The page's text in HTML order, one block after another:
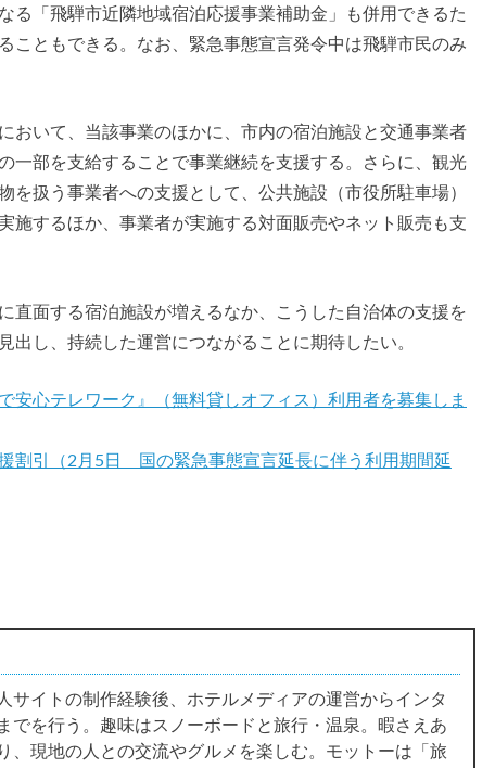
る「飛騨市近隣地域宿泊応援事業補助金」も併用できるた
こともできる。なお、緊急事態宣言発令中は飛騨市民のみ
おいて、当該事業のほかに、市内の宿泊施設と交通事業者
一部を支給することで事業継続を支援する。さらに、観光
扱う事業者への支援として、公共施設（市役所駐車場）
施するほか、事業者が実施する対面販売やネット販売も支
直面する宿泊施設が増えるなか、こうした自治体の支援を
し、持続した運営につながることに期待したい。
安心テレワーク』（無料貸しオフィス）利用者を募集しま
割引（2月5日 国の緊急事態宣言延長に伴う利用期間延
サイトの制作経験後、ホテルメディアの運営からインタ
でを行う。趣味はスノーボードと旅行・温泉。暇さえあ
、現地の人との交流やグルメを楽しむ。モットーは「旅